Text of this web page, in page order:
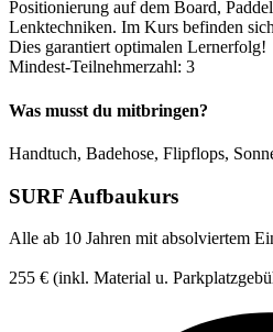
Positionierung auf dem Board,
Lenktechniken. Im Kurs befinden
Dies garantiert optimalen Lernerfolg!
Mindest-Teilnehmerzahl: 3
Was musst du mitbringen?
Handtuch, Badehose, Flipflops,
SURF Aufbaukurs
Alle ab 10 Jahren mit absolviertem
255 € (inkl. Material u.